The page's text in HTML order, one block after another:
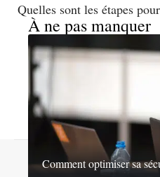
Quelles sont les étapes
À ne pas manquer
Comment optimiser sa